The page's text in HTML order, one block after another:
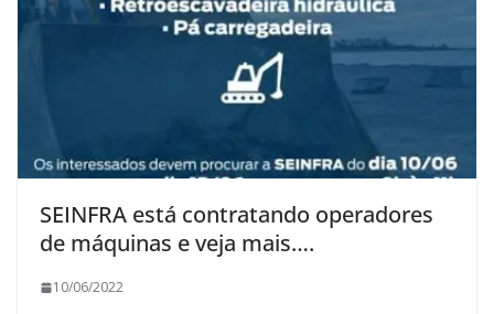
SEINFRA está contratando operadores
de máquinas e veja mais….
10/06/2022